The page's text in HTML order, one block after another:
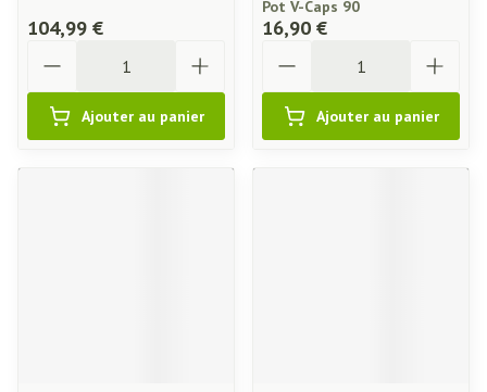
104,99 €
Ajouter au panier
Pot V-Caps 90
16,90 €
Ajouter au panier